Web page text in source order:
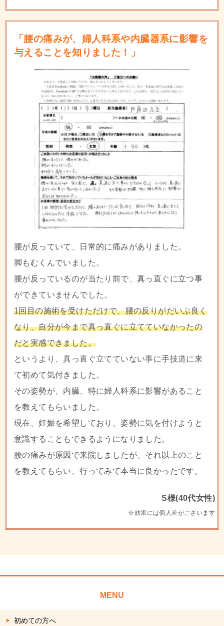
「腰の痛みが、婦人科系や内臓器系に影響を
与えることを知りました！」
腰が反っていて、日常的に痛みがありました。
脚もむくんでいました。
腰が反っているのが当たり前で、真っ直ぐに立つ事
ができていませんでした。
1回目の施術を受けただけで、腰の反りがだいぶ良く
なり、自分が今まで真っ直ぐに立てていなかったの
だと実感できました。
というより、真っ直ぐ立てていない事に手技道に来
て初めて気付きました。
その姿勢が、内臓、特に婦人科系に影響があること
を教えてもらいました。
現在、妊娠を希望しており、姿勢に気を付けようと
意識することもできるようになりました。
腰の痛みが原因で来院しましたが、それ以上のこと
を教えてもらい、行ってみて本当に良かったです。
S様(40代女性)
※効果には個人差がございます
MENU
初めての方へ